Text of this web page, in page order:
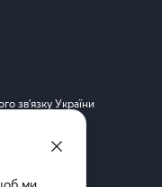
зв’язку України